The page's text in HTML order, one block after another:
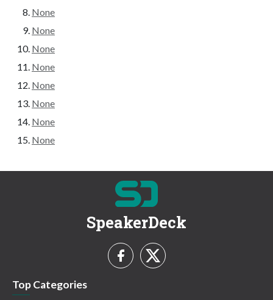
None
None
None
None
None
None
None
None
SpeakerDeck
Top Categories